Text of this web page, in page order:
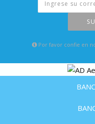
Por favor confie en